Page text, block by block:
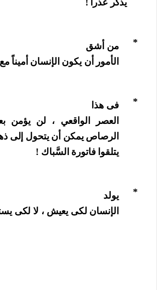
يذكر عُذراً !
*
من أشق
الأمور أن يكون الإنسان أميناً
*
فى هذا
العصر الواقعي ، لن يؤمن
الرصاص يمكن أن يتحول إلى
يتلقوا فاتورة السَّباك !
*
يولد
الإنسان لكى يعيش ، لا لكى